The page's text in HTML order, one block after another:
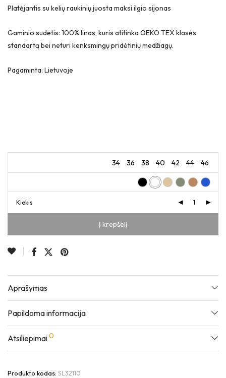
Platėjantis su kelių raukinių juosta maksi ilgio sijonas
Gaminio sudėtis: 100% linas, kuris atitinka OEKO TEX klasės
standartą bei neturi kenksmingų pridėtinių medžiagų.
Pagaminta: Lietuvoje
34 36 38 40 42 44 46
Kiekis
Į krepšelį
Aprašymas
Papildoma informacija
Atsiliepimai0
Produkto kodas: SL32110